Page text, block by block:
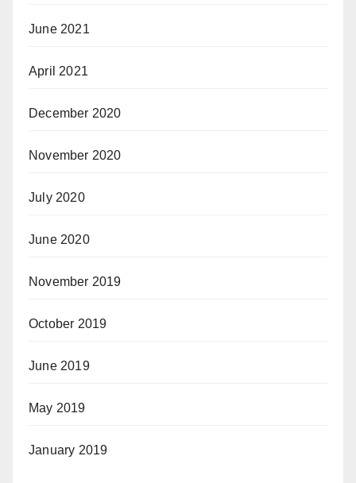
June 2021
April 2021
December 2020
November 2020
July 2020
June 2020
November 2019
October 2019
June 2019
May 2019
January 2019